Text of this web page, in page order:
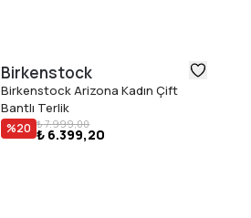
Birkenstock
Birkenstock Arizona Kadın Çift
Bantlı Terlik
%20 ₺ 7.999,00
₺ 6.399,20